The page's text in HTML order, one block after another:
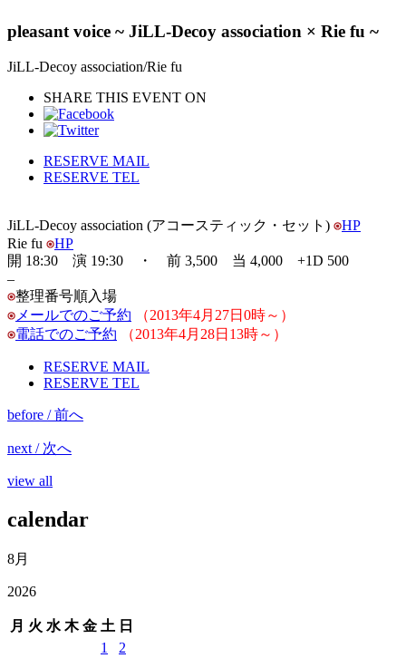
pleasant voice ~ JiLL-Decoy association × Rie fu ~
JiLL-Decoy association/Rie fu
SHARE THIS EVENT ON
RESERVE MAIL
RESERVE TEL
JiLL-Decoy association (アコースティック・セット)
HP
Rie fu
HP
開 18:30 演 19:30 ・ 前 3,500 当 4,000 +1D 500
–
整理番号順入場
メールでのご予約
（2013年4月27日0時～）
電話でのご予約
（2013年4月28日13時～）
RESERVE MAIL
RESERVE TEL
before / 前へ
next / 次へ
view all
calendar
8月
2026
月 火 水 木 金 土 日
1
2